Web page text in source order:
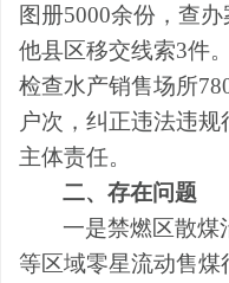
图册5000余份，查
他县区移交线索3件
检查水产销售场所
户次，纠正违法违规
主体责任。
二、存在问题
一是禁燃区散煤
等区域零星流动售煤